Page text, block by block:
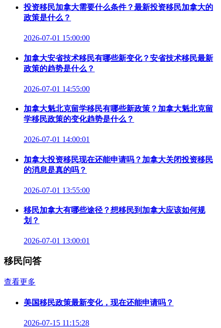
投资移民加拿大需要什么条件？最新投资移民加拿大的
政策是什么？
2026-07-01 15:00:00
加拿大安省技术移民有哪些新变化？安省技术移民最新
政策的趋势是什么？
2026-07-01 14:55:00
加拿大魁北克留学移民有哪些新政策？加拿大魁北克留
学移民政策的变化趋势是什么？
2026-07-01 14:00:01
加拿大投资移民现在还能申请吗？加拿大关闭投资移民
的消息是真的吗？
2026-07-01 13:55:00
移民加拿大有哪些途径？想移民到加拿大应该如何规
划？
2026-07-01 13:00:01
移民问答
查看更多
美国移民政策最新变化，现在还能申请吗？
2026-07-15 11:15:28